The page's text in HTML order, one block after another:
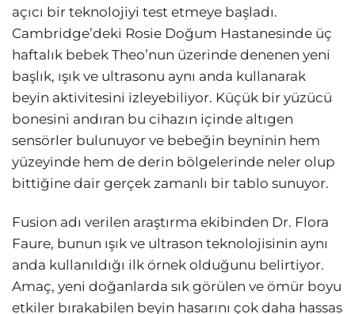
açıcı bir teknolojiyi test etmeye başladı.
Cambridge’deki Rosie Doğum Hastanesinde üç
haftalık bebek Theo’nun üzerinde denenen yeni
başlık, ışık ve ultrasonu aynı anda kullanarak
beyin aktivitesini izleyebiliyor. Küçük bir yüzücü
bonesini andıran bu cihazın içinde altıgen
sensörler bulunuyor ve bebeğin beyninin hem
yüzeyinde hem de derin bölgelerinde neler olup
bittiğine dair gerçek zamanlı bir tablo sunuyor.
Fusion adı verilen araştırma ekibinden Dr. Flora
Faure, bunun ışık ve ultrason teknolojisinin aynı
anda kullanıldığı ilk örnek olduğunu belirtiyor.
Amaç, yeni doğanlarda sık görülen ve ömür boyu
etkiler bırakabilen beyin hasarını çok daha hassas